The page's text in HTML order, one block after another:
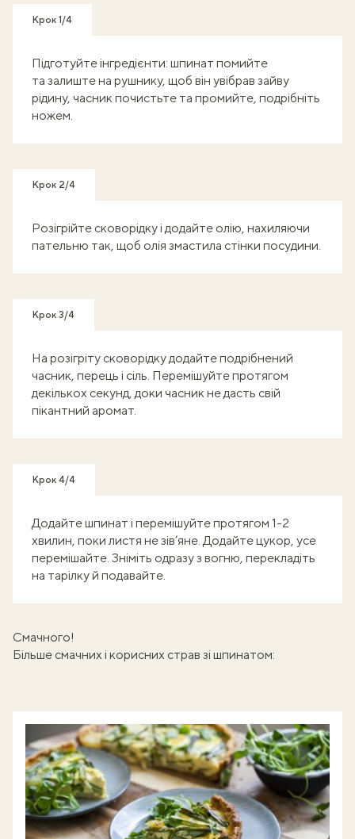
Крок 1/4
Підготуйте інгредієнти: шпинат помийте
та залиште на рушнику, щоб він увібрав зайву
рідину, часник почистьте та промийте, подрібніть
ножем.
Крок 2/4
Розігрійте сковорідку і додайте олію, нахиляючи
пательню так, щоб олія змастила стінки посудини.
Крок 3/4
На розігріту сковорідку додайте подрібнений
часник, перець і сіль. Перемішуйте протягом
декількох секунд, доки часник не дасть свій
пікантний аромат.
Крок 4/4
Додайте шпинат і перемішуйте протягом 1-2
хвилин, поки листя не зів’яне. Додайте цукор, усе
перемішайте. Зніміть одразу з вогню, перекладіть
на тарілку й подавайте.
Смачного!
Більше смачних і корисних страв зі шпинатом: